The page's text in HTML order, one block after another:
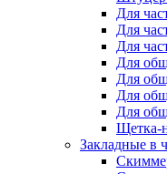
Для
Для
Для
Для
Для
Для
Для
Щетка-
Закладные в